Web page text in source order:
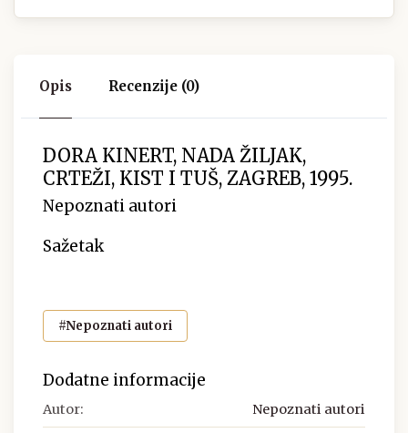
Opis Recenzije (0)
DORA KINERT, NADA ŽILJAK,
CRTEŽI, KIST I TUŠ, ZAGREB, 1995.
Nepoznati autori
Sažetak
#Nepoznati autori
Dodatne informacije
Autor: Nepoznati autori